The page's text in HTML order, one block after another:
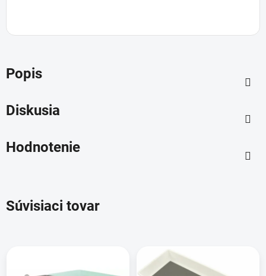
Popis
Diskusia
Hodnotenie
Súvisiaci tovar